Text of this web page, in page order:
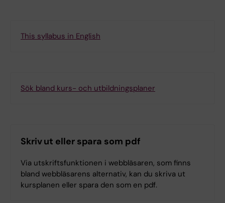
This syllabus in English
Sök bland kurs- och utbildningsplaner
Skriv ut eller spara som pdf
Via utskriftsfunktionen i webbläsaren, som finns
bland webbläsarens alternativ, kan du skriva ut
kursplanen eller spara den som en pdf.